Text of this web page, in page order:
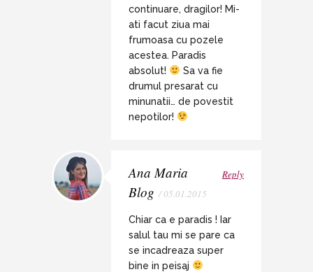
continuare, dragilor! Mi-
ati facut ziua mai
frumoasa cu pozele
acestea. Paradis
absolut!
Sa va fie
drumul presarat cu
minunatii… de povestit
nepotilor!
Ana Maria
Blog / 05.01.2015
Reply
Chiar ca e paradis ! Iar
salul tau mi se pare ca
se incadreaza super
bine in peisaj